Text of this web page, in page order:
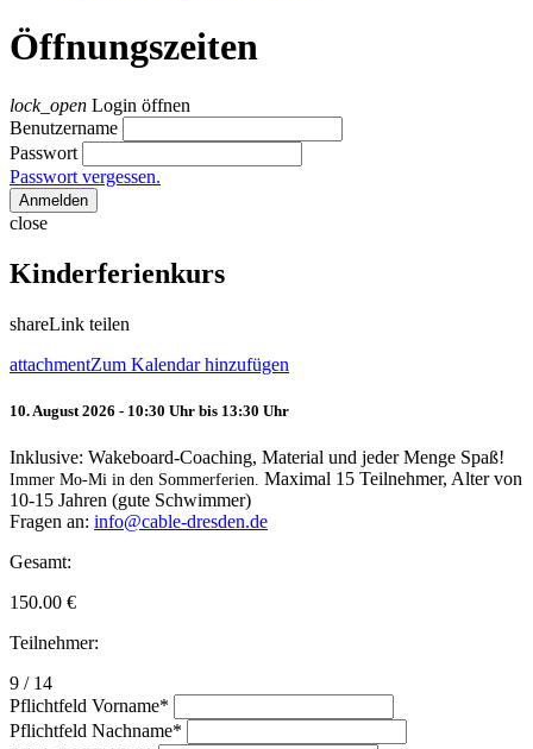
Öffnungszeiten
lock_open Login öffnen
Benutzername
Passwort
Passwort vergessen.
Anmelden
close
Kinderferienkurs
shareLink teilen
attachmentZum Kalendar hinzufügen
10. August 2026 - 10:30 Uhr bis 13:30 Uhr
Inklusive: Wakeboard-Coaching, Material und jeder Menge Spaß!
Immer Mo-Mi in den Sommerferien. Maximal 15 Teilnehmer, Alter von
10-15 Jahren (gute Schwimmer)
Fragen an: info@cable-dresden.de
Gesamt:
150.00 €
Teilnehmer:
9 / 14
Pflichtfeld Vorname*
Pflichtfeld Nachname*